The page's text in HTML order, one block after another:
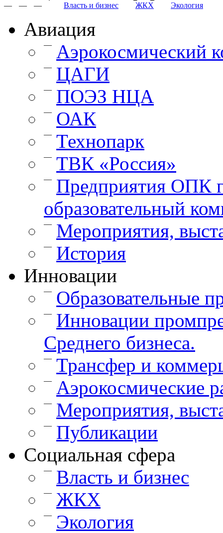
— Власть и бизнес
— ЖКХ
— Экология
Авиация
— Аэрокосмический
— ЦАГИ
— ПОЭЗ НЦА
— ОАК
— Технопарк
— ТВК «Россия»
— Предприятия ОПК
образовательный
— Мероприятия,
— История
Инновации
— Образовательные
— Инновации
Среднего бизнеса.
— Трансфер и
— Аэрокосмические
— Мероприятия,
— Публикации
Cоциальная сфера
— Власть и бизнес
— ЖКХ
—
Экология